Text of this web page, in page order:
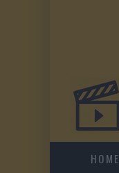
HOME